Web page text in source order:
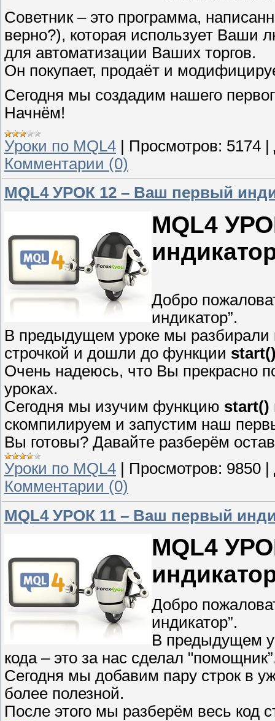
Советник – это программа,
верно?), которая использует
для автоматизации Ваших торгов.
Он покупает, продаёт и
Сегодня мы создадим нашего
Начнём!
Уроки по MQL4 | Просмотров: 5174 |
Комментарии (0)
MQL4 УРОК 12 – Ваш первый
MQL4
Добро
индикатор”.
В предыдущем уроке мы разбирали
строчкой и дошли до функции
Очень надеюсь, что Вы прекрасно
уроках.
Сегодня мы изучим функцию start()
скомпилируем и запустим наш
Вы готовы? Давайте разберём
Уроки по MQL4 | Просмотров: 9850 |
Комментарии (0)
MQL4 УРОК 11 – Ваш первый
MQL4
Добро
индикатор”.
В предыдущем
кода – это за нас сделал
Сегодня мы добавим пару строк в
более полезной.
После этого мы разберём весь код